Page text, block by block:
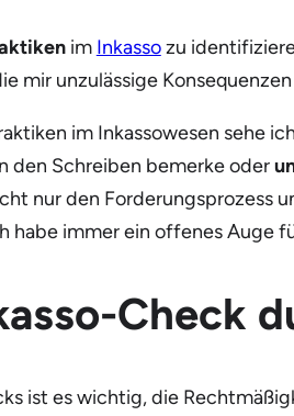
im Inkassozu
mir unzulässige
im Inkassowesen sehe
den Schreiben bemerke oder
nur den Forderungsprozess
habe immer ein offenes Auge
Check
ist es wichtig, die